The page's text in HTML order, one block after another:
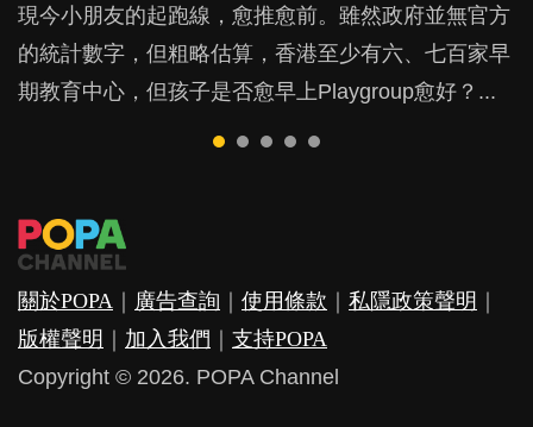
現今小朋友的起跑線，愈推愈前。雖然政府並無官方
的統計數字，但粗略估算，香港至少有六、七百家早
期教育中心，但孩子是否愈早上Playgroup愈好？...
由美國學者所創的 tools of the mind 課程，學生以遊
戲方式學習，學術能力和自制能力亦明顯比其他小朋
友優勝，到底這課程有何特別之處？...
鬱，影響日常生活，嚴重的甚至會有自殺，或傷害小
朋友的念頭。但為何爸爸患上產後抑鬱往往難以察
覺？...
父母日夜無間、身心俱疲地照顧BB，如何做到正向
教養？部份父母更會為了小朋友放棄自己的嗜好、減
少出席朋友聚會等等，你以為會換來美好的親子關
係，有助小朋友成長，但原來父母身心虛耗對孩子的
許多媽媽心底可能都有一刻掙扎過：究竟全職好，還
是在職好。雖說每個家庭都有自己的獨特狀況和考慮
因素，但原來全職和在職媽媽所養育的子女其實都各
關於POPA ｜ 廣告查詢 ｜ 使用條款 ｜ 私隱政策聲明 ｜
版權聲明 ｜ 加入我們 ｜ 支持POPA
Copyright © 2026. POPA Channel